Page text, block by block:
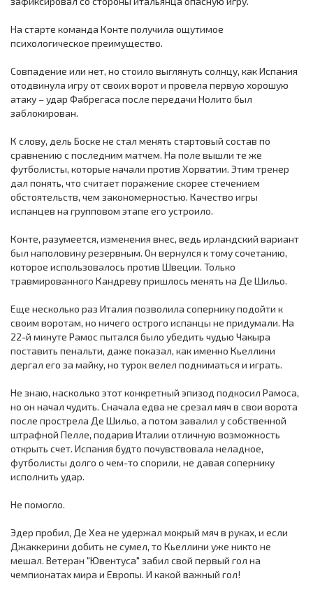
На старте команда Конте получила ощутимое
психологическое преимущество.
Совпадение или нет, но стоило выглянуть солнцу, как Испания
отодвинула игру от своих ворот и провела первую хорошую
атаку – удар Фабрегаса после передачи Нолито был
заблокирован.
К слову, дель Боске не стал менять стартовый состав по
сравнению с последним матчем. На поле вышли те же
футболисты, которые начали против Хорватии. Этим тренер
дал понять, что считает поражение скорее стечением
обстоятельств, чем закономерностью. Качество игры
испанцев на групповом этапе его устроило.
Конте, разумеется, изменения внес, ведь ирландский вариант
был наполовину резервным. Он вернулся к тому сочетанию,
которое использовалось против Швеции. Только
травмированного Кандреву пришлось менять на Де Шильо.
Еще несколько раз Италия позволила сопернику подойти к
своим воротам, но ничего острого испанцы не придумали. На
22-й минуте Рамос пытался было убедить чудью Чакыра
поставить пенальти, даже показал, как именно Кьеллини
дергал его за майку, но турок велел подниматься и играть.
Не знаю, насколько этот конкретный эпизод подкосил Рамоса,
но он начал чудить. Сначала едва не срезал мяч в свои ворота
после прострела Де Шильо, а потом завалил у собственной
штрафной Пелле, подарив Италии отличную возможность
открыть счет. Испания будто почувствовала неладное,
футболисты долго о чем-то спорили, не давая сопернику
исполнить удар.
Не помогло.
Эдер пробил, Де Хеа не удержал мокрый мяч в руках, и если
Джаккерини добить не сумел, то Кьеллини уже никто не
мешал. Ветеран "Ювентуса" забил свой первый гол на
чемпионатах мира и Европы. И какой важный гол!